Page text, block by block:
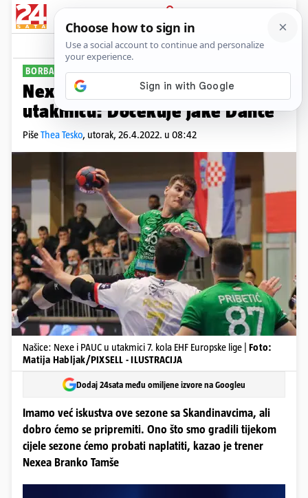
PRIJAVA
Sport Komentari
BORBA ZA FINAL FOUR
Nexe u Našicama igra povijesnu
utakmicu: Dočekuje jake Dance
PišeThea Tesko, utorak, 26.4.2022. u 08:42
Našice: Nexe i PAUC u utakmici 7. kola EHF Europske lige | Foto:
Matija Habljak/PIXSELL - ILUSTRACIJA
Dodaj 24sata među omiljene izvore na Googleu
Imamo već iskustva ove sezone sa Skandinavcima, ali
dobro ćemo se pripremiti. Ono što smo gradili tijekom
cijele sezone ćemo probati naplatiti, kazao je trener
Nexea Branko Tamše